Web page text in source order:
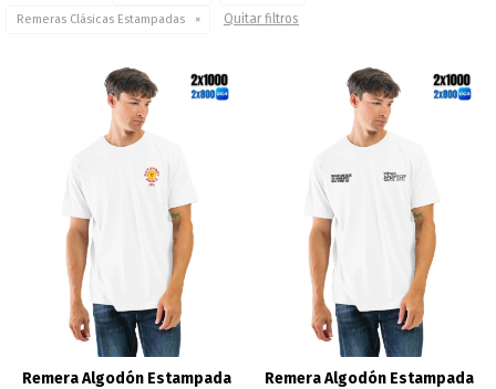
Remeras Clásicas Estampadas
Quitar filtros
Remera Algodón Estampada
Remera Algodón Estampada